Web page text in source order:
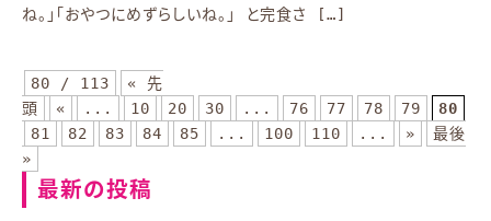
ね。」「おやつにめずらしいね。」 と完食さ […]
80 / 113
« 先
頭
« ... 10 20 30 ... 76 77 78 79
80
81
82 83 84 85 ... 100 110 ... »
最後
»
最新の投稿